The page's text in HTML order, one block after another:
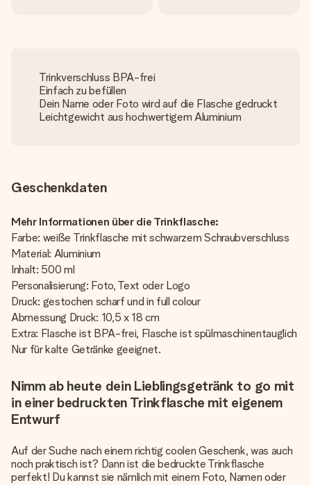
Trinkverschluss BPA-frei
Einfach zu befüllen
Dein Name oder Foto wird auf die Flasche gedruckt
Leichtgewicht aus hochwertigem Aluminium
Geschenkdaten
Mehr Informationen über die Trinkflasche:
Farbe: weiße Trinkflasche mit schwarzem Schraubverschluss
Material: Aluminium
Inhalt: 500 ml
Personalisierung: Foto, Text oder Logo
Druck: gestochen scharf und in full colour
Abmessung Druck: 10,5 x 18 cm
Extra: Flasche ist BPA-frei, Flasche ist spülmaschinentauglich
Nur für kalte Getränke geeignet.
Nimm ab heute dein Lieblingsgetränk to go mit
in einer bedruckten Trinkflasche mit eigenem
Entwurf
Auf der Suche nach einem richtig coolen Geschenk, was auch
noch praktisch ist? Dann ist die bedruckte Trinkflasche
perfekt! Du kannst sie nämlich mit einem Foto, Namen oder